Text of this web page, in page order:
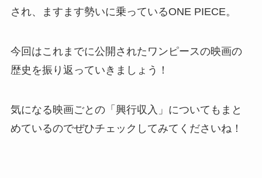
され、ますます勢いに乗っているONE PIECE。
今回はこれまでに公開されたワンピースの映画の
歴史を振り返っていきましょう！
気になる映画ごとの「興行収入」についてもまと
めているのでぜひチェックしてみてくださいね！